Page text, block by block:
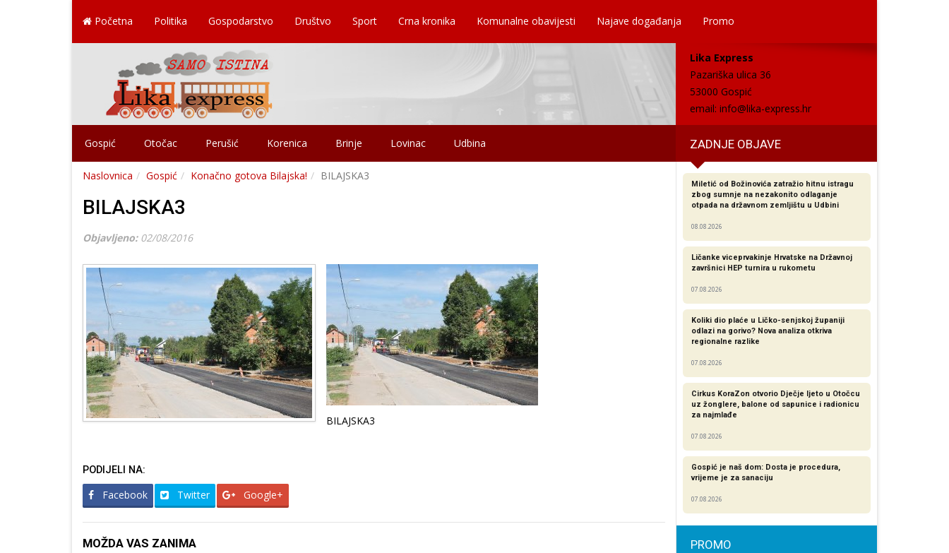
Početna Politika Gospodarstvo Društvo Sport Crna kronika Komunalne obavijesti Najave događanja Promo
Lika Express
Pazariška ulica 36
53000 Gospić
email: info@lika-express.hr
Gospić Otočac Perušić Korenica Brinje Lovinac Udbina ZADNJE OBJAVE
Naslovnica Gospić Konačno gotova Bilajska! BILAJSKA3
BILAJSKA3
Objavljeno: 02/08/2016
BILAJSKA3
PODIJELI NA:
Facebook Twitter Google+
MOŽDA VAS ZANIMA
Miletić od Božinovića zatražio hitnu istragu
zbog sumnje na nezakonito odlaganje
otpada na državnom zemljištu u Udbini
08.08.2026
Ličanke viceprvakinje Hrvatske na Državnoj
završnici HEP turnira u rukometu
07.08.2026
Koliki dio plaće u Ličko-senjskoj županiji
odlazi na gorivo? Nova analiza otkriva
regionalne razlike​
07.08.2026
Cirkus KoraZon otvorio Dječje ljeto u Otočcu
uz žonglere, balone od sapunice i radionicu
za najmlađe
07.08.2026
Gospić je naš dom: Dosta je procedura,
vrijeme je za sanaciju
07.08.2026
PROMO